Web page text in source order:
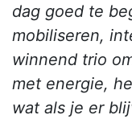
dag goed te
mobiliseren,
winnend trio
met energie,
wat als je er